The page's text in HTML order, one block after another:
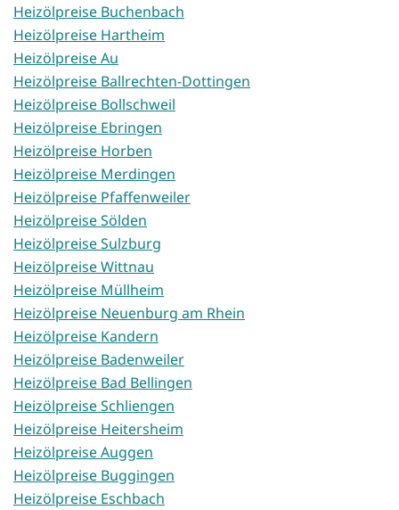
Heizölpreise Buchenbach
Heizölpreise Hartheim
Heizölpreise Au
Heizölpreise Ballrechten-Dottingen
Heizölpreise Bollschweil
Heizölpreise Ebringen
Heizölpreise Horben
Heizölpreise Merdingen
Heizölpreise Pfaffenweiler
Heizölpreise Sölden
Heizölpreise Sulzburg
Heizölpreise Wittnau
Heizölpreise Müllheim
Heizölpreise Neuenburg am Rhein
Heizölpreise Kandern
Heizölpreise Badenweiler
Heizölpreise Bad Bellingen
Heizölpreise Schliengen
Heizölpreise Heitersheim
Heizölpreise Auggen
Heizölpreise Buggingen
Heizölpreise Eschbach